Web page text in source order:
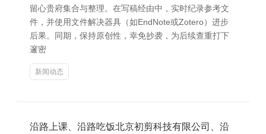
留心贵府集合与整理。在写稿经由中，实时纪录参考文
件，并使用文件解决器具（如EndNote或Zotero）进步
后果。同期，保持原创性，幸免抄袭，为后续查重打下
邃密
新闻动态
沿路上课、沿路吃饭北京初剪科技有限公司、沿